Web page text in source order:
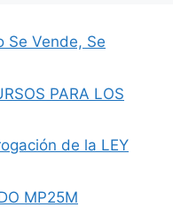
Se Vende, Se
PARA LOS
de la LEY
MP25M